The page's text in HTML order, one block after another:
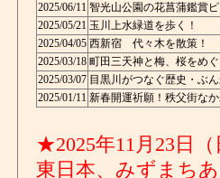
2025/06/11 智光山公園の花菖蒲鑑賞
2025/05/21 玉川上水緑道を歩く！
2025/04/05 西新宿 代々木を散策！
2025/03/18 町田三天神と梅、桜をめ
2025/03/07 目黒川がつなぐ歴史・ぶ
2025/01/11 新春開運祈願！秩父街な
★2025年11月23日
東日本、みずまち